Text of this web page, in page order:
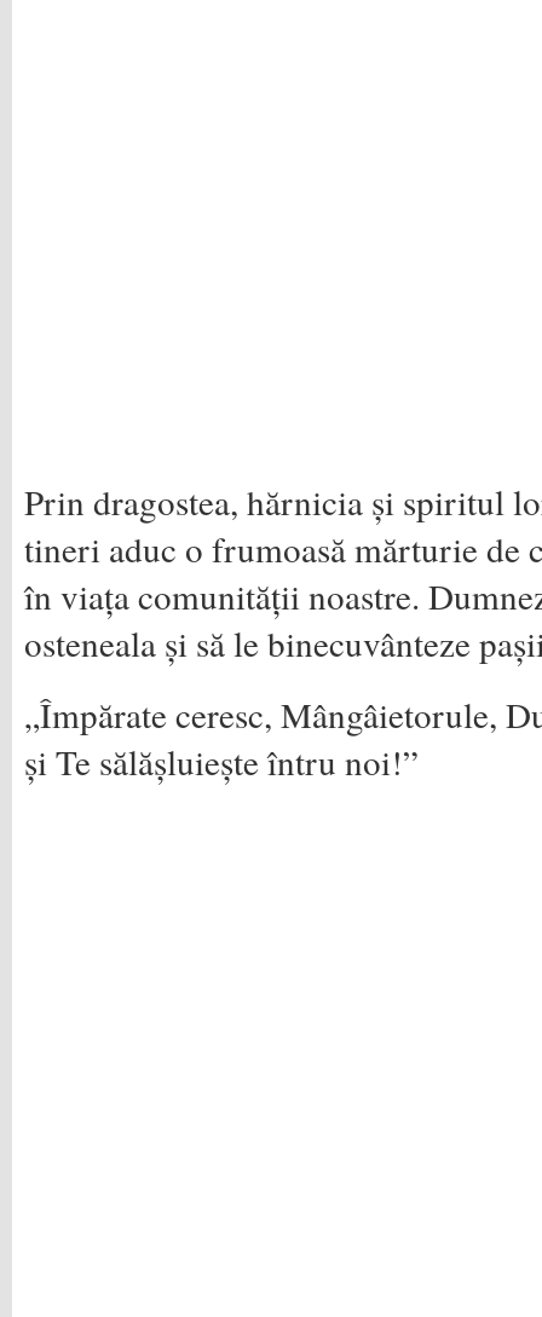
Prin dragostea, hărnicia și spiritul
tineri aduc o frumoasă mărturie de
în viața comunității noastre.
osteneala și să le binecuvânteze
„Împărate ceresc, Mângâietorule,
și Te sălășluiește întru noi!”